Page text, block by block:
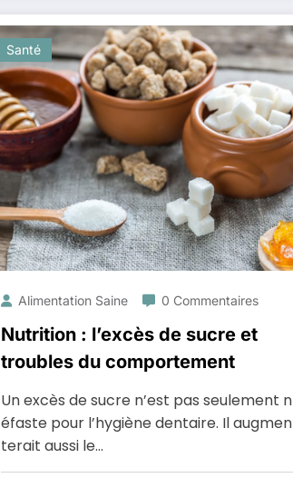
Santé
Alimentation Saine 0 Commentaires
Nutrition : l’excès de sucre et
troubles du comportement
Un excès de sucre n’est pas seulement n
éfaste pour l’hygiène dentaire. Il augmen
terait aussi le…